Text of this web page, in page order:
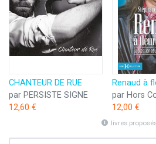
CHANTEUR DE RUE
par PERSISTE SIGNE
12,60 €
par Hors
12,00 €
livres